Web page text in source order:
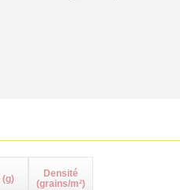
(g)
Densité
(grains/m²)